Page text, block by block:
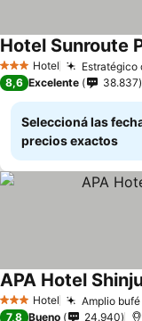
3 Estrellas
Hotel Estratégico
Hotel Sunroute
8,6 Excelente 38.837
Seleccioná las
precios exactos
3 Estrellas
Hotel Amplio
APA Hotel
7,8 Bueno 24.940